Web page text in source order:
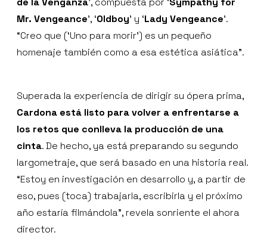
Mr. Vengeance', ‘Oldboy’ y ‘Lady Vengeance'.
“Creo que (‘Uno para morir’) es un pequeño
homenaje también como a esa estética asiática”.
Superada la experiencia de dirigir su ópera prima,
Cardona está listo para volver a enfrentarse a
los retos que conlleva la producción de una
cinta. De hecho, ya está preparando su segundo
largometraje, que será basado en una historia real.
“Estoy en investigación en desarrollo y, a partir de
eso, pues (toca) trabajarla, escribirla y el próximo
año estaría filmándola”, revela sonriente el ahora
director.